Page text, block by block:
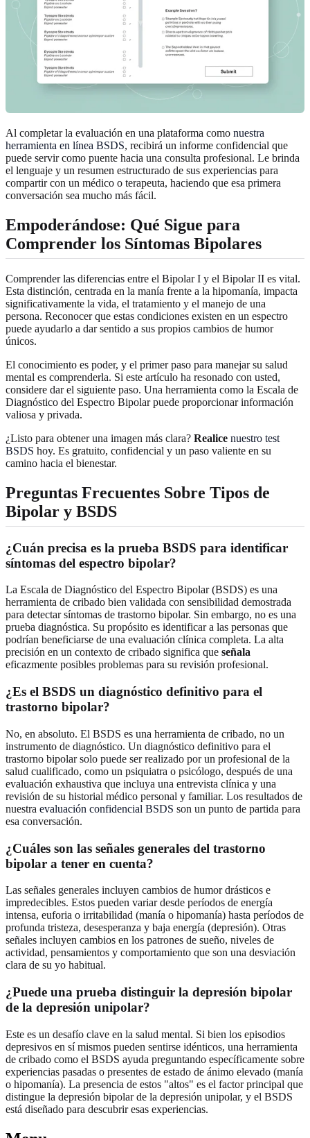
Al completar la evaluación en una plataforma como nuestra
herramienta en línea BSDS, recibirá un informe confidencial que
puede servir como puente hacia una consulta profesional. Le brinda
el lenguaje y un resumen estructurado de sus experiencias para
compartir con un médico o terapeuta, haciendo que esa primera
conversación sea mucho más fácil.
Empoderándose: Qué Sigue para
Comprender los Síntomas Bipolares
Comprender las diferencias entre el Bipolar I y el Bipolar II es vital.
Esta distinción, centrada en la manía frente a la hipomanía, impacta
significativamente la vida, el tratamiento y el manejo de una
persona. Reconocer que estas condiciones existen en un espectro
puede ayudarlo a dar sentido a sus propios cambios de humor
únicos.
El conocimiento es poder, y el primer paso para manejar su salud
mental es comprenderla. Si este artículo ha resonado con usted,
considere dar el siguiente paso. Una herramienta como la Escala de
Diagnóstico del Espectro Bipolar puede proporcionar información
valiosa y privada.
¿Listo para obtener una imagen más clara? Realice nuestro test
BSDS hoy. Es gratuito, confidencial y un paso valiente en su
camino hacia el bienestar.
Preguntas Frecuentes Sobre Tipos de
Bipolar y BSDS
¿Cuán precisa es la prueba BSDS para identificar
síntomas del espectro bipolar?
La Escala de Diagnóstico del Espectro Bipolar (BSDS) es una
herramienta de cribado bien validada con sensibilidad demostrada
para detectar síntomas de trastorno bipolar. Sin embargo, no es una
prueba diagnóstica. Su propósito es identificar a las personas que
podrían beneficiarse de una evaluación clínica completa. La alta
precisión en un contexto de cribado significa que señala
eficazmente posibles problemas para su revisión profesional.
¿Es el BSDS un diagnóstico definitivo para el
trastorno bipolar?
No, en absoluto. El BSDS es una herramienta de cribado, no un
instrumento de diagnóstico. Un diagnóstico definitivo para el
trastorno bipolar solo puede ser realizado por un profesional de la
salud cualificado, como un psiquiatra o psicólogo, después de una
evaluación exhaustiva que incluya una entrevista clínica y una
revisión de su historial médico personal y familiar. Los resultados de
nuestra evaluación confidencial BSDS son un punto de partida para
esa conversación.
¿Cuáles son las señales generales del trastorno
bipolar a tener en cuenta?
Las señales generales incluyen cambios de humor drásticos e
impredecibles. Estos pueden variar desde períodos de energía
intensa, euforia o irritabilidad (manía o hipomanía) hasta períodos de
profunda tristeza, desesperanza y baja energía (depresión). Otras
señales incluyen cambios en los patrones de sueño, niveles de
actividad, pensamientos y comportamiento que son una desviación
clara de su yo habitual.
¿Puede una prueba distinguir la depresión bipolar
de la depresión unipolar?
Este es un desafío clave en la salud mental. Si bien los episodios
depresivos en sí mismos pueden sentirse idénticos, una herramienta
de cribado como el BSDS ayuda preguntando específicamente sobre
experiencias pasadas o presentes de estado de ánimo elevado (manía
o hipomanía). La presencia de estos "altos" es el factor principal que
distingue la depresión bipolar de la depresión unipolar, y el BSDS
está diseñado para descubrir esas experiencias.